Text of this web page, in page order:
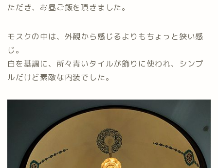
ただき、お昼ご飯を頂きました。
モスクの中は、外観から感じるよりもちょっと狭い感
じ。
白を基調に、所々青いタイルが飾りに使われ、シンプ
ルだけど素敵な内装でした。